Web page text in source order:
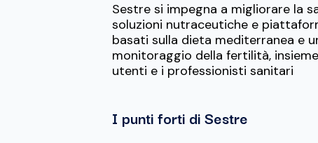
Sestre si impegna a migliorare la
soluzioni nutraceutiche e
basati sulla dieta mediterranea e
monitoraggio della fertilità,
utenti e i professionisti sanitari
I punti forti di Sestre